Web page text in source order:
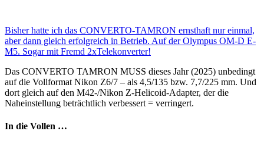
Bisher hatte ich das CONVERTO-TAMRON ernsthaft nur einmal,
aber dann gleich erfolgreich in Betrieb. Auf der Olympus OM-D E-
M5. Sogar mit Fremd 2xTelekonverter!
Das CONVERTO TAMRON MUSS dieses Jahr (2025) unbedingt
auf die Vollformat Nikon Z6/7 – als 4,5/135 bzw. 7,7/225 mm. Und
dort gleich auf den M42-/Nikon Z-Helicoid-Adapter, der die
Naheinstellung beträchtlich verbessert = verringert.
In die Vollen …